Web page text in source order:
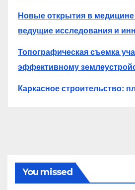
Новые открытия в
ведущие исследования и
Топографическая съемка
эффективному
Каркасное строительство:
You missed